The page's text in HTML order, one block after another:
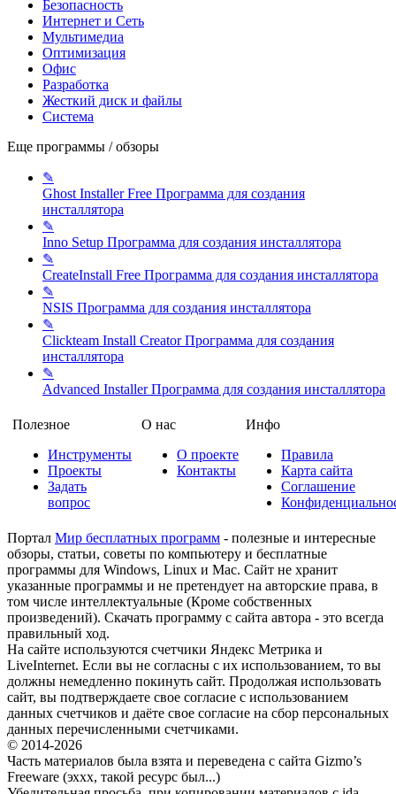
Безопасность
Интернет и Сеть
Мультимедиа
Оптимизация
Офис
Разработка
Жесткий диск и файлы
Система
Еще программы / обзоры
✎
Ghost Installer Free Программа для создания
инсталлятора
✎
Inno Setup Программа для создания инсталлятора
✎
CreateInstall Free Программа для создания инсталлятора
✎
NSIS Программа для создания инсталлятора
✎
Clickteam Install CreatorПрограмма для создания
инсталлятора
✎
Advanced InstallerПрограмма для создания инсталлятора
Полезное
Инструменты
Проекты
Задать
вопрос
О нас
О проекте
Контакты
Инфо
Правила
Карта сайта
Соглашение
Портал Мир бесплатных программ - полезные и интересные
обзоры, статьи, советы по компьютеру и бесплатные
программы для Windows, Linux и Mac. Сайт не хранит
указанные программы и не претендует на авторские права, в
том числе интеллектуальные (Кроме собственных
произведений). Скачать программу с сайта автора - это всегда
правильный ход.
На сайте используются счетчики Яндекс Метрика и
LiveInternet. Если вы не согласны с их использованием, то вы
должны немедленно покинуть сайт. Продолжая использовать
сайт, вы подтверждаете свое согласие с использованием
данных счетчиков и даёте свое согласие на сбор персональных
данных перечисленными счетчиками.
© 2014-2026
Часть материалов была взята и переведена с сайта Gizmo’s
Freeware (эххх, такой ресурс был...)